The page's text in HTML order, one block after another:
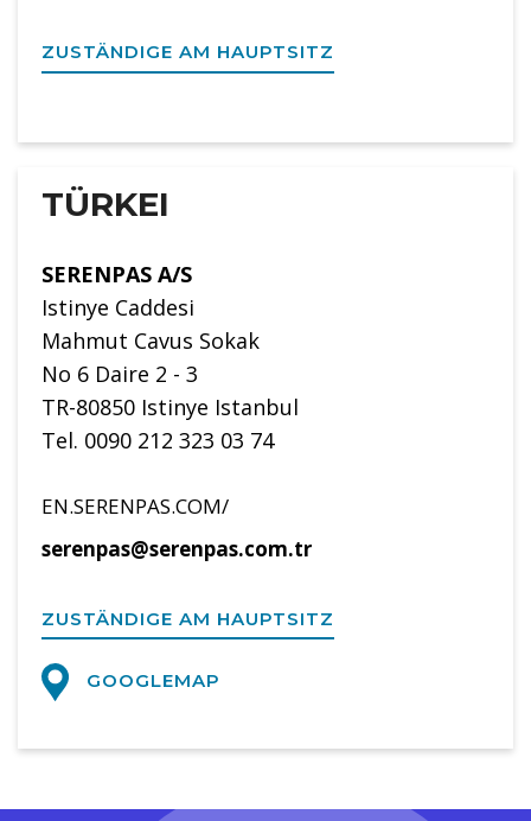
ZUSTÄNDIGE AM HAUPTSITZ
TÜRKEI
SERENPAS A/S
Istinye Caddesi
Mahmut Cavus Sokak
No 6 Daire 2 - 3
TR-80850 Istinye Istanbul
Tel. 0090 212 323 03 74
EN.SERENPAS.COM/
serenpas@serenpas.com.tr
ZUSTÄNDIGE AM HAUPTSITZ
GOOGLEMAP